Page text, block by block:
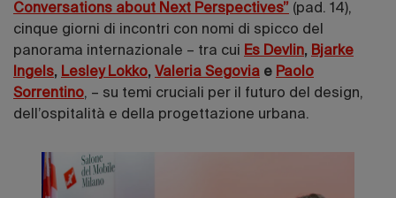
Conversations about Next Perspectives” (pad. 14),
cinque giorni di incontri con nomi di spicco del
panorama internazionale – tra cui Es Devlin, Bjarke
Ingels, Lesley Lokko, Valeria Segovia e Paolo
Sorrentino, – su temi cruciali per il futuro del design,
dell’ospitalità e della progettazione urbana.